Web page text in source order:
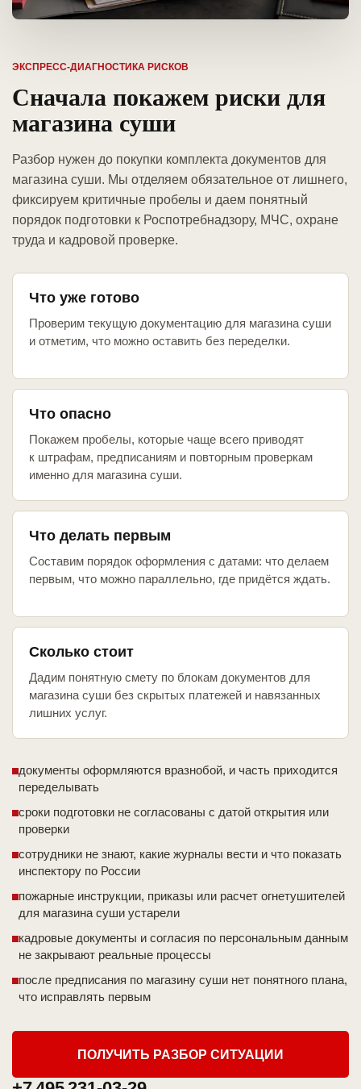
ЭКСПРЕСС-ДИАГНОСТИКА РИСКОВ
Сначала покажем риски для
магазина суши
Разбор нужен до покупки комплекта документов для
магазина суши. Мы отделяем обязательное от лишнего,
фиксируем критичные пробелы и даем понятный
порядок подготовки к Роспотребнадзору, МЧС, охране
труда и кадровой проверке.
Что уже готово
Проверим текущую документацию для магазина суши
и отметим, что можно оставить без переделки.
Что опасно
Покажем пробелы, которые чаще всего приводят
к штрафам, предписаниям и повторным проверкам
именно для магазина суши.
Что делать первым
Составим порядок оформления с датами: что делаем
первым, что можно параллельно, где придётся ждать.
Сколько стоит
Дадим понятную смету по блокам документов для
магазина суши без скрытых платежей и навязанных
лишних услуг.
документы оформляются вразнобой, и часть приходится
переделывать
сроки подготовки не согласованы с датой открытия или
проверки
сотрудники не знают, какие журналы вести и что показать
инспектору по России
пожарные инструкции, приказы или расчет огнетушителей
для магазина суши устарели
кадровые документы и согласия по персональным данным
не закрывают реальные процессы
после предписания по магазину суши нет понятного плана,
что исправлять первым
ПОЛУЧИТЬ РАЗБОР СИТУАЦИИ